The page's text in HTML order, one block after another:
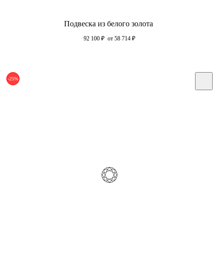
Подвеска из белого золота
92 100 ₽ от 58 714 ₽
-25%